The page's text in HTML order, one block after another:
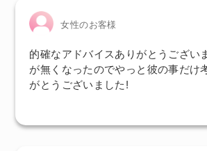
女性のお客様
的確なアドバイスありがとうござい
が無くなったのでやっと彼の事だけ
がとうございました!